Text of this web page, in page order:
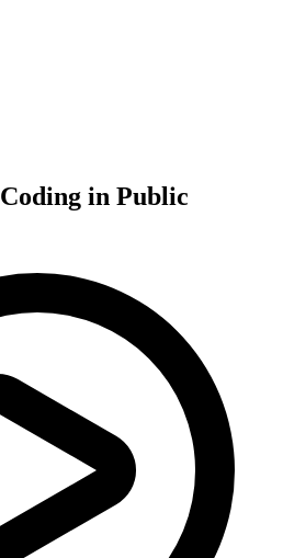
Coding in Public